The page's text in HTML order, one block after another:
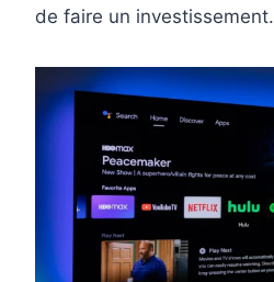
de faire un investissement.